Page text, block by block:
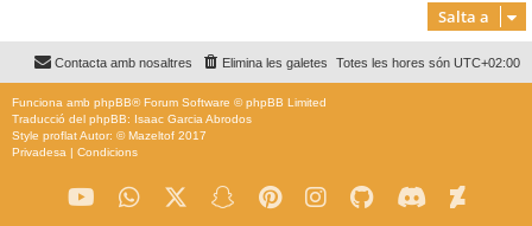
Salta a
Totes les hores són UTC+02:00
Elimina les galetes
Contacta amb nosaltres
Funciona amb phpBB® Forum Software © phpBB Limited
Traducció del phpBB: Isaac Garcia Abrodos
Style proflatAutor: ©Mazeltof 2017
Privadesa | Condicions